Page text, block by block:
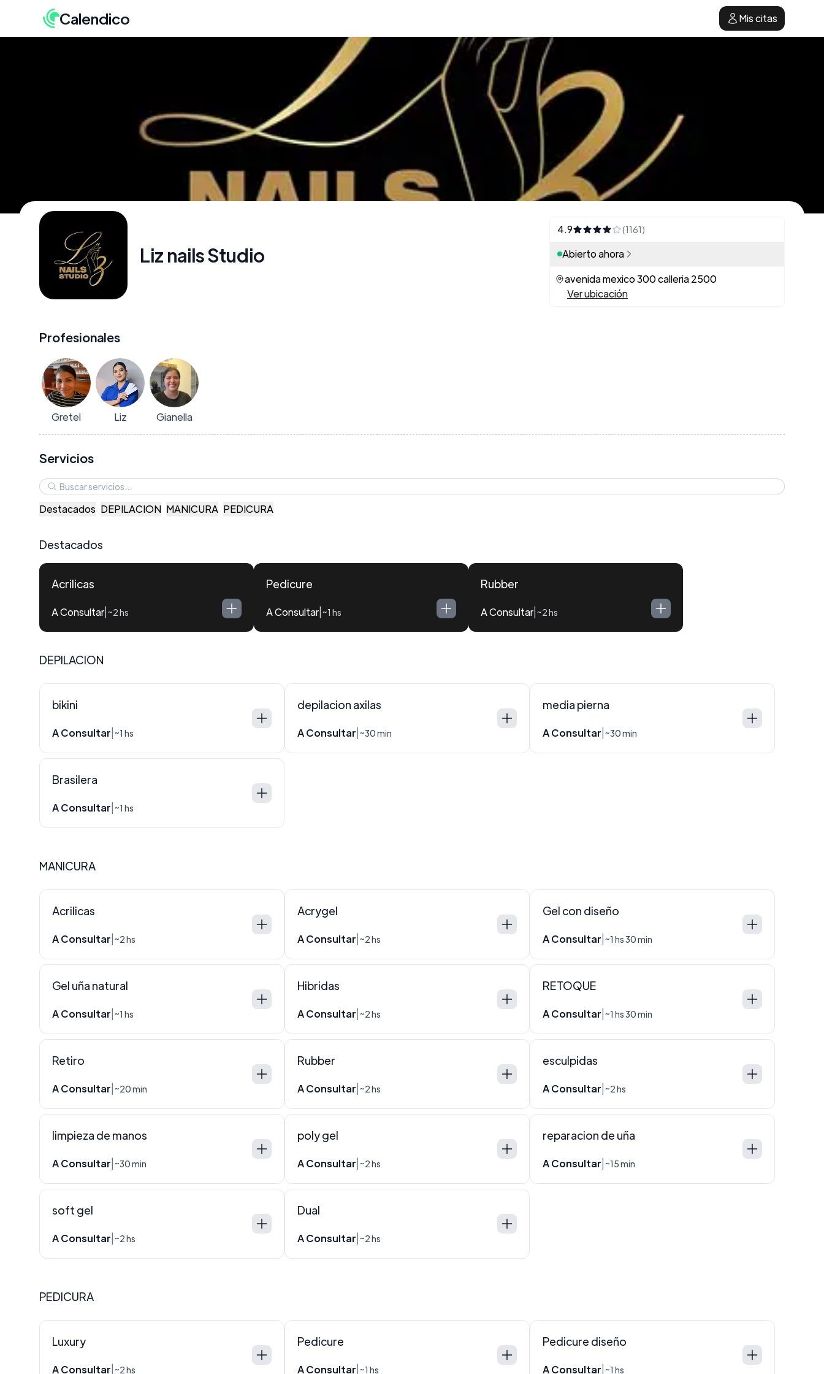
Calendico Mis citas
Liz nails Studio
4.9 (1161)
Abierto ahora
avenida mexico 300 calleria 2500
Ver ubicación
Profesionales
Gretel Liz Gianella
Servicios
Destacados DEPILACION MANICURA PEDICURA
Destacados
Acrilicas
A Consultar ~2 hs
Pedicure
A Consultar ~1 hs
Rubber
A Consultar ~2 hs
DEPILACION
bikini
A Consultar ~1 hs
depilacion axilas
A Consultar ~30 min
media pierna
A Consultar ~30 min
Brasilera
A Consultar ~1 hs
MANICURA
Acrilicas
A Consultar ~2 hs
Acrygel
A Consultar ~2 hs
Gel con diseño
A Consultar ~1 hs 30 min
Gel uña natural
A Consultar ~1 hs
Hibridas
A Consultar ~2 hs
RETOQUE
A Consultar ~1 hs 30 min
Retiro
A Consultar ~20 min
Rubber
A Consultar ~2 hs
esculpidas
A Consultar ~2 hs
limpieza de manos
A Consultar ~30 min
poly gel
A Consultar ~2 hs
reparacion de uña
A Consultar ~15 min
soft gel
A Consultar ~2 hs
Dual
A Consultar ~2 hs
PEDICURA
Luxury
A Consultar ~2 hs
Pedicure
A Consultar ~1 hs
Pedicure diseño
A Consultar ~1 hs